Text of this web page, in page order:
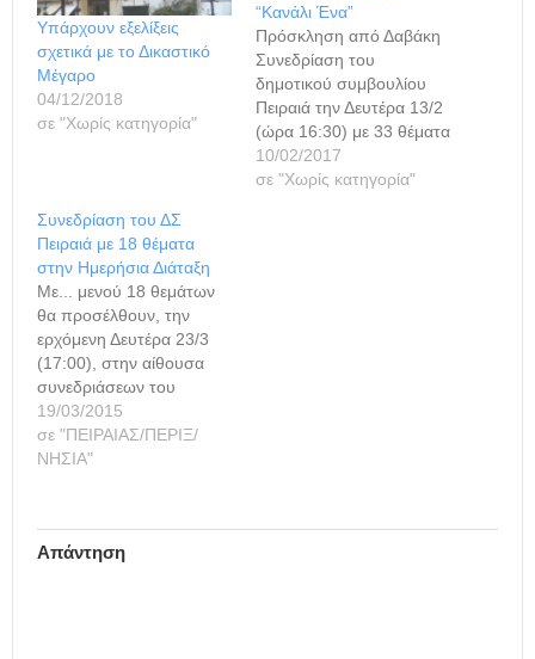
Υπάρχουν εξελίξεις
σχετικά με το Δικαστικό
Μέγαρο
04/12/2018
σε "Χωρίς κατηγορία"
“Κανάλι Ένα”
Πρόσκληση από Δαβάκη
Συνεδρίαση του
δημοτικού συμβουλίου
Πειραιά την Δευτέρα 13/2
(ώρα 16:30) με 33 θέματα
στην ημερήσια διάταξη,
για τα οποία έχουν
10/02/2017
σε "Χωρίς κατηγορία"
Συνεδρίαση του ΔΣ
Πειραιά με 18 θέματα
στην Ημερήσια Διάταξη
Με... μενού 18 θεμάτων
θα προσέλθουν, την
ερχόμενη Δευτέρα 23/3
(17:00), στην αίθουσα
συνεδριάσεων του
Δημαρχείου Πειραιά, για
να συζητήσουν και να
λάβουν αποφάσεις τα
της Ημερήσιας Διάταξης,
είναι: ΘΕΜΑ 1ο:
19/03/2015
σε "ΠΕΙΡΑΙΑΣ/ΠΕΡΙΞ/
ΝΗΣΙΑ"
Απάντηση